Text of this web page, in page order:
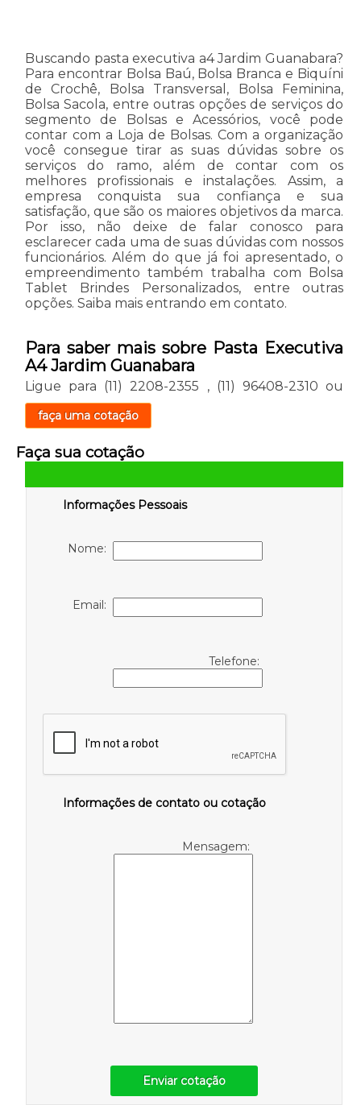
Buscando pasta executiva a4 Jardim Guanabara?
Para encontrar Bolsa Baú, Bolsa Branca e Biquíni
de Crochê, Bolsa Transversal, Bolsa Feminina,
Bolsa Sacola, entre outras opções de serviços do
segmento de Bolsas e Acessórios, você pode
contar com a Loja de Bolsas. Com a organização
você consegue tirar as suas dúvidas sobre os
serviços do ramo, além de contar com os
melhores profissionais e instalações. Assim, a
empresa conquista sua confiança e sua
satisfação, que são os maiores objetivos da marca.
Por isso, não deixe de falar conosco para
esclarecer cada uma de suas dúvidas com nossos
funcionários. Além do que já foi apresentado, o
empreendimento também trabalha com Bolsa
Tablet Brindes Personalizados, entre outras
opções. Saiba mais entrando em contato.
Para saber mais sobre Pasta Executiva
A4 Jardim Guanabara
Ligue para (11) 2208-2355 , (11) 96408-2310 ou
faça uma cotação
Faça sua cotação
Informações Pessoais
Nome:
Email:
Telefone:
Informações de contato ou cotação
Mensagem:
Enviar cotação